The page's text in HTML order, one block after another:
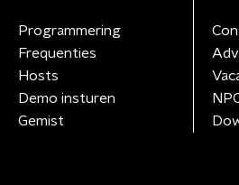
Programmering
Frequenties
Hosts
Demo insturen
Gemist